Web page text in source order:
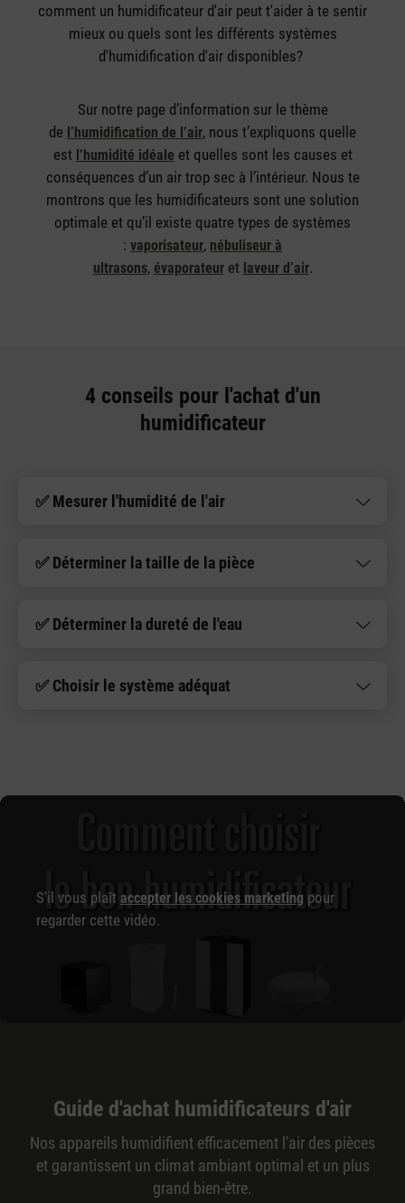
comment un humidificateur d'air peut t'aider à te sentir
mieux ou quels sont les différents systèmes
d'humidification d'air disponibles?
Sur notre page d’information sur le thème
de l’humidification de l’air, nous t’expliquons quelle
est l’humidité idéale et quelles sont les causes et
conséquences d’un air trop sec à l’intérieur. Nous te
montrons que les humidificateurs sont une solution
optimale et qu’il existe quatre types de systèmes
: vaporisateur, nébuliseur à
ultrasons, évaporateuret laveur d’air.
4 conseils pour l'achat d'un
humidificateur
✅ Mesurer l'humidité de l'air
✅ Déterminer la taille de la pièce
✅ Déterminer la dureté de l'eau
✅ Choisir le système adéquat
S'il vous plaît accepter les cookies marketing pour
regarder cette vidéo.
Guide d'achat humidificateurs d'air
Nos appareils humidifient efficacement l'air des pièces
et garantissent un climat ambiant optimal et un plus
grand bien-être.